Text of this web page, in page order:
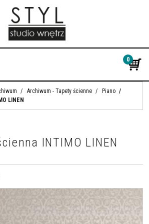
0
/ Archiwum - Tapety ścienne / Piano /
LINEN
INTIMO LINEN